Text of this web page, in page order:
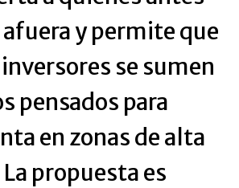
y permite que
se sumen
pensados para
en zonas de alta
propuesta es